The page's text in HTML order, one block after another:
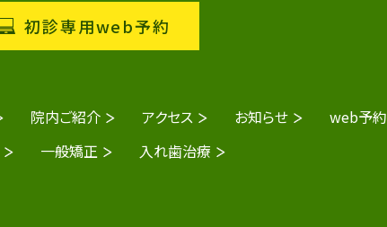
初診専用web予約
一般矯正 入れ歯治療
院内ご紹介 アクセス お知らせ web予約